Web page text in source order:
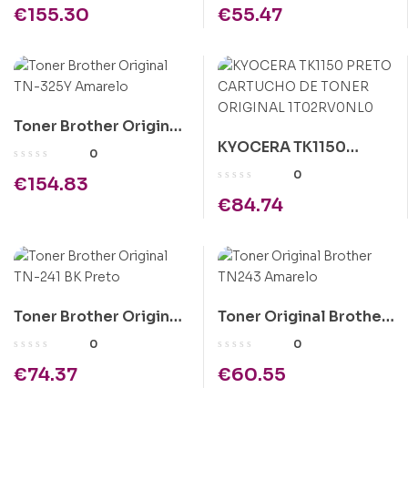
€155.30 €55.47
Toner Brother Original
TN-325Y Amarelo
0
€154.83
KYOCERA TK1150
PRETO CARTUCHO DE
1T02RV0NL0
0
€84.74
Toner Brother Original
TN-241 BK Preto
0
€74.37
Toner Original Brother
TN243 Amarelo
0
€60.55